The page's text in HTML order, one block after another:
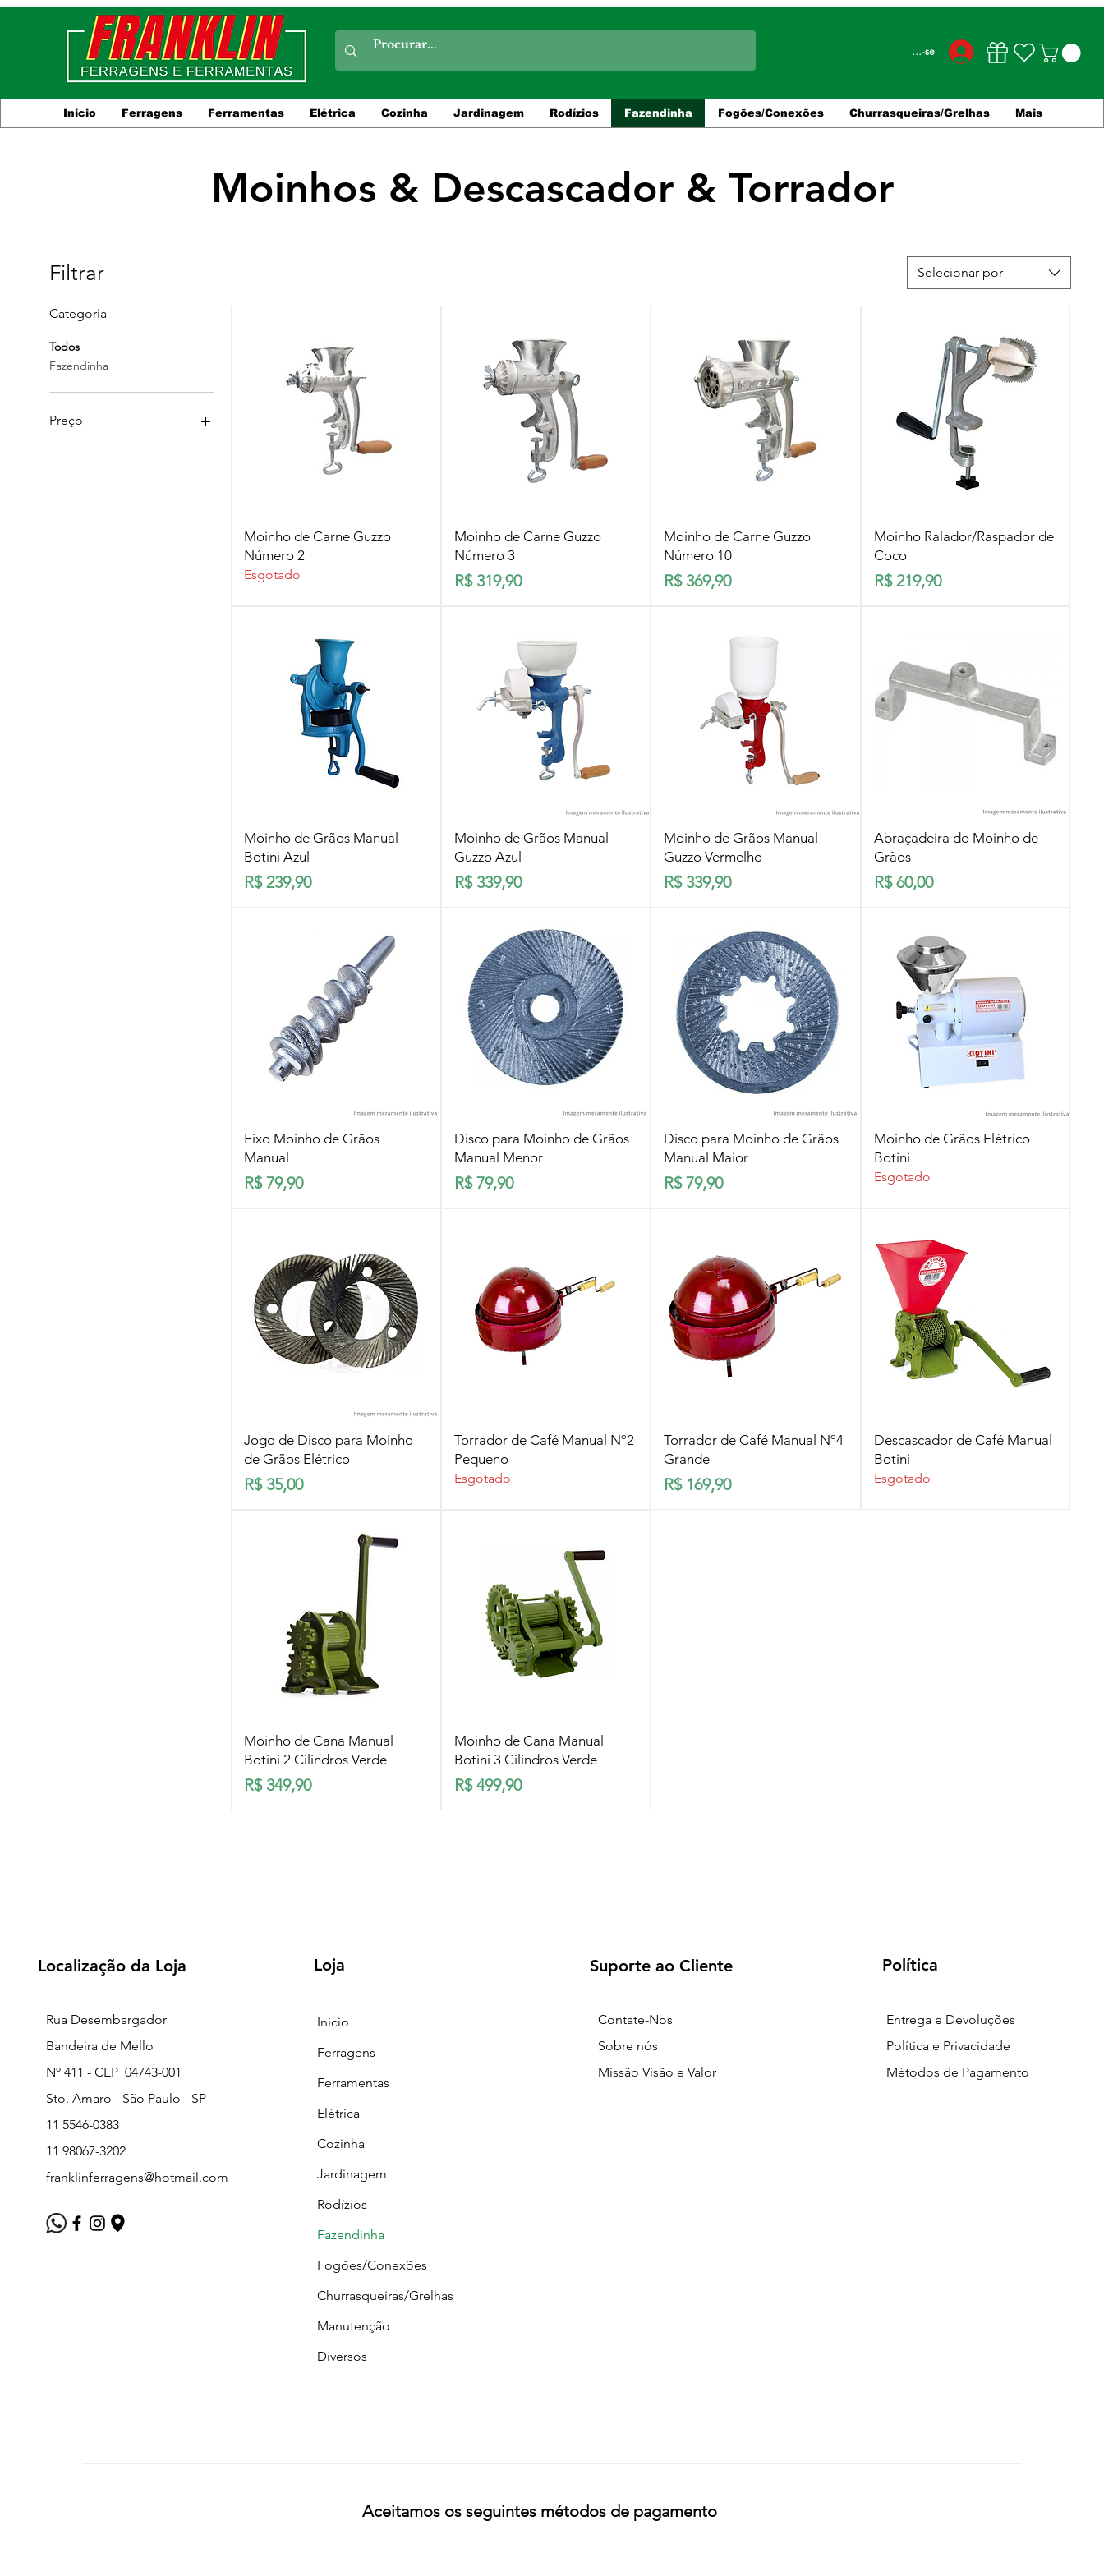
Conecte-se
Inicio Ferragens Ferramentas Elétrica Cozinha Jardinagem Rodízios Fazendinha Fogões/Conexões Churrasqueiras/Grelhas Mais
Moinhos & Descascador & Torrador
Filtrar
Categoria
Todos
Fazendinha
Preço
Selecionar por
Visualização rápida
Moinho de Carne Guzzo
Número 2
Esgotado
Visualização rápida
Moinho de Carne Guzzo
Número 3
Preço
R$ 319,90
Visualização rápida
Moinho de Carne Guzzo
Número 10
Preço
R$ 369,90
Visualização rápida
Moinho Ralador/Raspador de
Coco
Preço
R$ 219,90
Visualização rápida
Moinho de Grãos Manual
Botini Azul
Preço
R$ 239,90
Visualização rápida
Moinho de Grãos Manual
Guzzo Azul
Preço
R$ 339,90
Visualização rápida
Moinho de Grãos Manual
Guzzo Vermelho
Preço
R$ 339,90
Visualização rápida
Abraçadeira do Moinho de
Grãos
Preço
R$ 60,00
Visualização rápida
Eixo Moinho de Grãos
Manual
Preço
R$ 79,90
Visualização rápida
Disco para Moinho de Grãos
Manual Menor
Preço
R$ 79,90
Visualização rápida
Disco para Moinho de Grãos
Manual Maior
Preço
R$ 79,90
Visualização rápida
Moinho de Grãos Elétrico
Botini
Esgotado
Visualização rápida
Jogo de Disco para Moinho
de Grãos Elétrico
Preço
R$ 35,00
Visualização rápida
Torrador de Café Manual Nº2
Pequeno
Esgotado
Visualização rápida
Torrador de Café Manual Nº4
Grande
Preço
R$ 169,90
Visualização rápida
Descascador de Café Manual
Botini
Esgotado
Visualização rápida
Moinho de Cana Manual
Botini 2 Cilindros Verde
Preço
R$ 349,90
Visualização rápida
Moinho de Cana Manual
Botini 3 Cilindros Verde
Preço
R$ 499,90
Localização da Loja
Rua Desembargador
Bandeira de Mello
Nº 411 - CEP 04743-001
Sto. Amaro - São Paulo - SP
11 5546-0383
11 98067-3202
franklinferragens@hotmail.com
Loja
Inicio
Ferragens
Ferramentas
Elétrica
Cozinha
Jardinagem
Rodízios
Fazendinha
Fogões/Conexões
Churrasqueiras/Grelhas
Manutenção
Diversos
Suporte ao Cliente
Contate-Nos
Sobre nós
Missão Visão e Valor
Política
Entrega e Devoluções
Política e Privacidade
Métodos de Pagamento
Aceitamos os seguintes métodos de pagamento